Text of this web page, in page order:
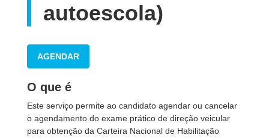
autoescola)
AGENDAR
O que é
Este serviço permite ao candidato agendar ou cancelar
o agendamento do exame prático de direção veicular
para obtenção da Carteira Nacional de Habilitação